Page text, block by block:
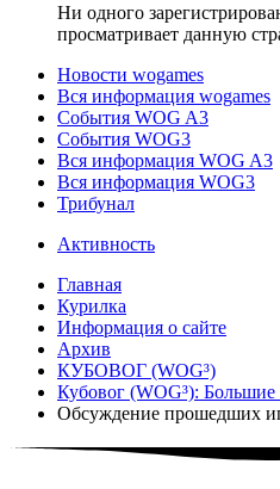
Ни одного
просматривает данную
Новости wogames
Вся информация wogames
События WOG A3
События WOG3
Вся информация WOG A3
Вся информация WOG3
Трибунал
Активность
Главная
Курилка
Информация о сайте
Архив
КУБОВОГ (WOG³)
Кубовог (WOG³):
Обсуждение прошедших